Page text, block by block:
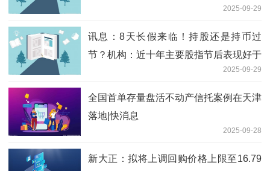
2025-09-29
讯息：8天长假来临！持股还是持币过
节？机构：近十年主要股指节后表现好于
2025-09-29
全国首单存量盘活不动产信托案例在天津
落地|快消息
2025-09-28
新大正：拟将上调回购价格上限至16.79